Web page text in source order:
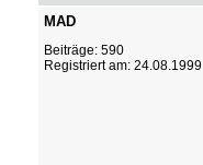
MAD
Beiträge: 590
Registriert am: 24.08.1999